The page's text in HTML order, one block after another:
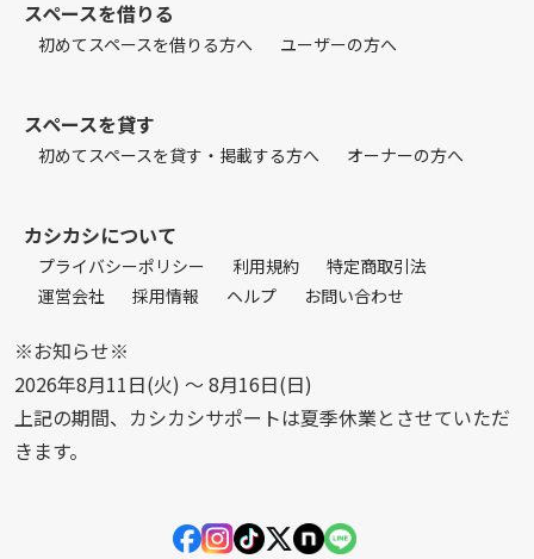
スペースを借りる
初めてスペースを借りる方へ ユーザーの方へ
スペースを貸す
初めてスペースを貸す・掲載する方へ オーナーの方へ
カシカシについて
プライバシーポリシー 利用規約
特定商取引法
運営会社
採用情報 ヘルプ お問い合わせ
※お知らせ※
2026年8月11日(火) 〜 8月16日(日)
上記の期間、カシカシサポートは夏季休業とさせていただ
きます。